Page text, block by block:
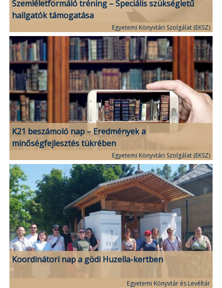
Szemléletformáló tréning – Speciális szükségletű
hallgatók támogatása
Egyetemi Könyvtári Szolgálat (EKSZ)
K21 beszámoló nap – Eredmények a
minőségfejlesztés tükrében
Egyetemi Könyvtári Szolgálat (EKSZ)
Koordinátori nap a gödi Huzella-kertben
Egyetemi Könyvtár és Levéltár